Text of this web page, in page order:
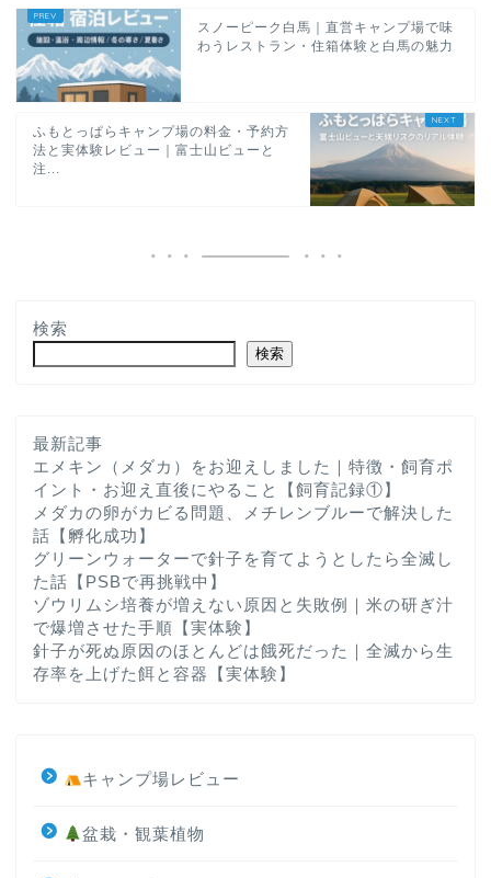
スノーピーク白馬｜直営キャンプ場で味
わうレストラン・住箱体験と白馬の魅力
ふもとっぱらキャンプ場の料金・予約方
法と実体験レビュー｜富士山ビューと
注...
検索
検索
最新記事
エメキン（メダカ）をお迎えしました｜特徴・飼育ポ
イント・お迎え直後にやること【飼育記録①】
メダカの卵がカビる問題、メチレンブルーで解決した
話【孵化成功】
グリーンウォーターで針子を育てようとしたら全滅し
た話【PSBで再挑戦中】
ゾウリムシ培養が増えない原因と失敗例｜米の研ぎ汁
で爆増させた手順【実体験】
針子が死ぬ原因のほとんどは餓死だった｜全滅から生
存率を上げた餌と容器【実体験】
キャンプ場レビュー
盆栽・観葉植物